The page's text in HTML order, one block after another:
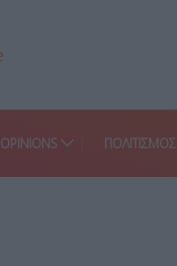
OPINIONS ΠΟΛΙΤΙΣΜΟΣ